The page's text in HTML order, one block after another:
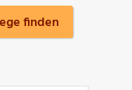
finden